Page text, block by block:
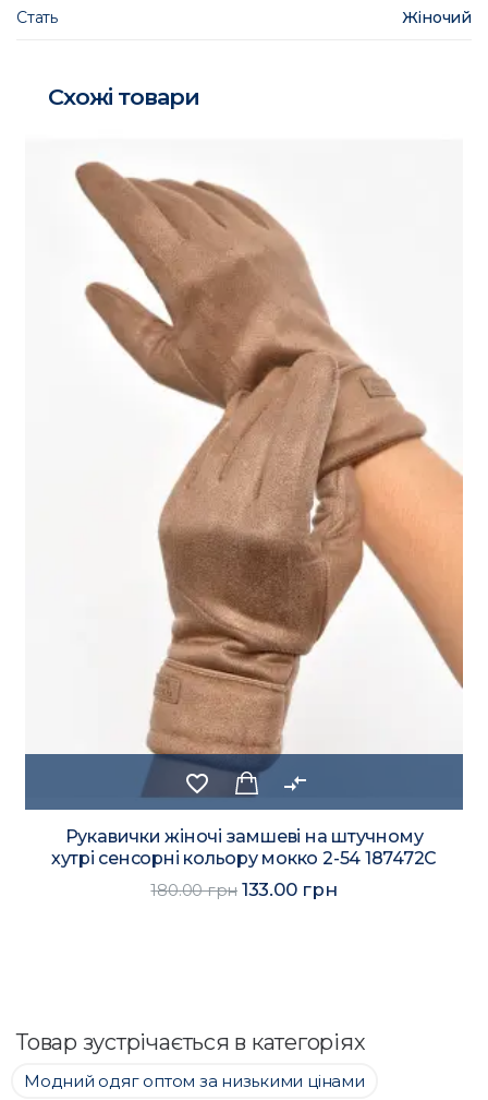
Стать Жіночий
Схожі товари
favorite_border compare_arrows
Рукавички жіночі замшеві на штучному
хутрі сенсорні кольору мокко 2-54 187472C
180.00 грн 133.00 грн
Товар зустрічається в категоріях
Модний одяг оптом за низькими цінами